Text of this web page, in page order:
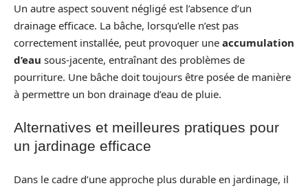
Un autre aspect souvent négligé est l’absence d’un
drainage efficace. La bâche, lorsqu’elle n’est pas
correctement installée, peut provoquer une accumulation
d’eau sous-jacente, entraînant des problèmes de
pourriture. Une bâche doit toujours être posée de manière
à permettre un bon drainage d’eau de pluie.
Alternatives et meilleures pratiques pour
un jardinage efficace
Dans le cadre d’une approche plus durable en jardinage, il